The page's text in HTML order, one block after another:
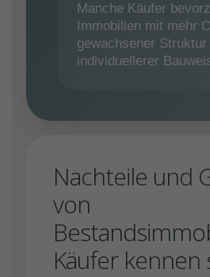
Manche Käufer
Immobilien mit mehr
gewachsener Struktur
individuellerer
Nachteile und
von
Käufer kennen